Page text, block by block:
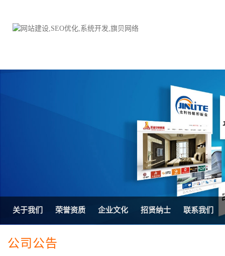
网站SEO优化
微信平台建设
电子商务商城建设
SSL证书
H5响应式网站建设方案
防伪防窜货系统
外贸多语言网站建设方
三级分销系统
网站推广优化方案
在线进销存管理
品牌加盟营销管理系统
营销型网站建设方案
关于我们 荣誉资质 企业文化 招贤纳士 联系我们
公司公告